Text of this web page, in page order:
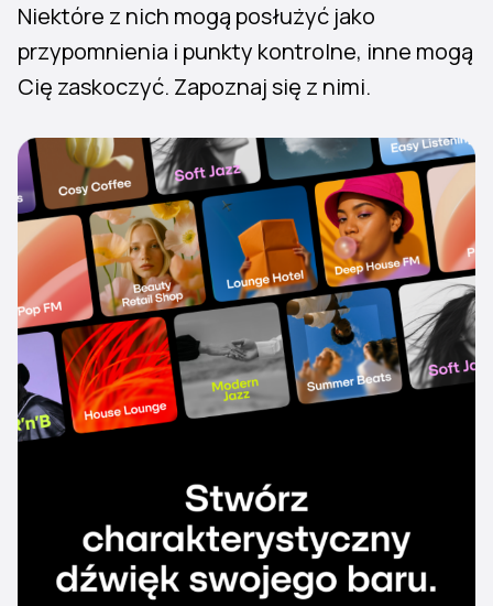
Niektóre z nich mogą posłużyć jako
przypomnienia i punkty kontrolne, inne mogą
Cię zaskoczyć. Zapoznaj się z nimi.